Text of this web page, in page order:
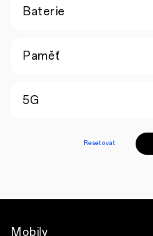
Baterie
Paměť
5G
Resetovat
Mobily